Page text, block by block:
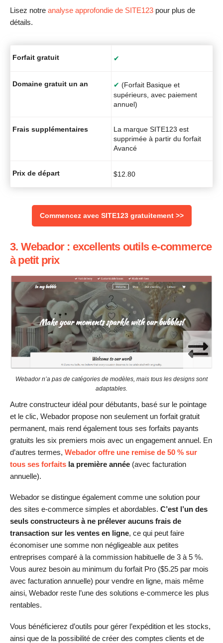
Lisez notre analyse approfondie de SITE123 pour plus de
détails.
Forfait gratuit ✔
Domaine gratuit un an ✔ (Forfait Basique et
supérieurs, avec paiement
annuel)
Frais supplémentaires
La marque SITE123 est
supprimée à partir du forfait
Avancé
Prix de départ $12.80
Commencez avec SITE123 gratuitement >>
3. Webador : excellents outils e-commerce
à petit prix
Webador n’a pas de catégories de modèles, mais tous les designs sont
adaptables.
Autre constructeur idéal pour débutants, basé sur le pointage
et le clic, Webador propose non seulement un forfait gratuit
permanent, mais rend également tous ses forfaits payants
gratuits les six premiers mois avec un engagement annuel. En
d’autres termes, Webador offre une remise de 50 % sur
tous ses forfaits la première année (avec facturation
annuelle).
Webador se distingue également comme une solution pour
des sites e-commerce simples et abordables. C’est l’un des
seuls constructeurs à ne prélever aucuns frais de
transaction sur les ventes en ligne, ce qui peut faire
économiser une somme non négligeable aux petites
entreprises comparé à la commission habituelle de 3 à 5 %.
Vous aurez besoin au minimum du forfait Pro ($5.25 par mois
avec facturation annuelle) pour vendre en ligne, mais même
ainsi, Webador reste l’une des solutions e-commerce les plus
rentables.
Vous bénéficierez d’outils pour gérer l’expédition et les stocks,
ainsi que de la possibilité de créer des comptes clients et de